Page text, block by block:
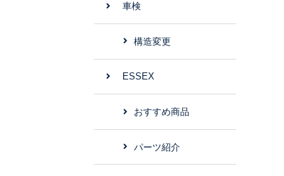
車検
構造変更
ESSEX
おすすめ商品
パーツ紹介